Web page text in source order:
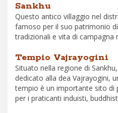
Sankhu
Questo antico villaggio nel
famoso per il suo patrimonio
tradizionali e vita di campagna
Tempio Vajrayogini
Situato nella regione di
dedicato alla dea Vajrayogini,
tempio è un importante sito di
per i praticanti induisti,